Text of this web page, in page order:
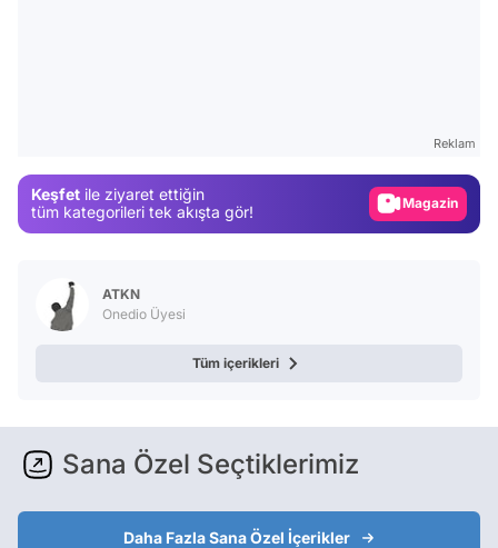
Reklam
Keşfet ile ziyaret ettiğin
tüm kategorileri tek akışta gör!
Video
ATKN
Onedio Üyesi
Tüm içerikleri
Sana Özel Seçtiklerimiz
Daha Fazla Sana Özel İçerikler